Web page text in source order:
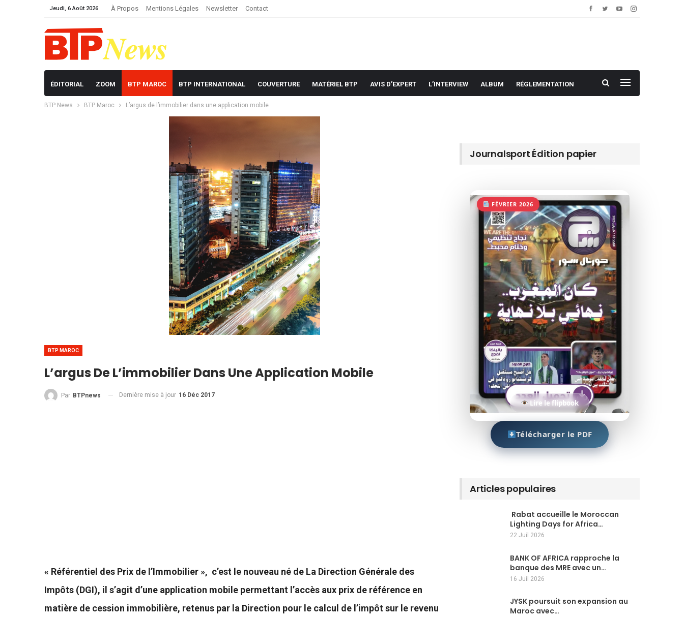
Jeudi, 6 Août 2026 À Propos Mentions Légales Newsletter Contact
ÉDITORIAL ZOOM BTP MAROC BTP INTERNATIONAL COUVERTURE MATÉRIEL BTP AVIS D’EXPERT L’INTERVIEW ALBUM RÉGLEMENTATION
BTP News BTP Maroc L’argus de l’immobilier dans une application mobile
BTP MAROC
L’argus De L’immobilier Dans Une Application Mobile
Par BTPnews Dernière mise à jour 16 Déc 2017
« Référentiel des Prix de l’Immobilier », c’est le nouveau né de La Direction Générale des
Impôts (DGI), il s’agit d’une application mobile permettant l’accès aux prix de référence en
matière de cession immobilière, retenus par la Direction pour le calcul de l’impôt sur le revenu
Journalsport Édition papier
FÉVRIER 2026
Lire le flipbook
Télécharger le PDF
Articles populaires
Rabat accueille le Moroccan
Lighting Days for Africa…
22 Juil 2026
BANK OF AFRICA rapproche la
banque des MRE avec un…
16 Juil 2026
JYSK poursuit son expansion au
Maroc avec…